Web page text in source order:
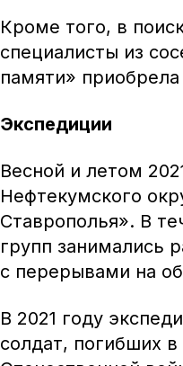
Кроме того, в
специалисты из
памяти»
Экспедиции
Весной и летом
Нефтекумского
Ставрополья». В
групп занимались
с перерывами на
В 2021 году
солдат, погибших